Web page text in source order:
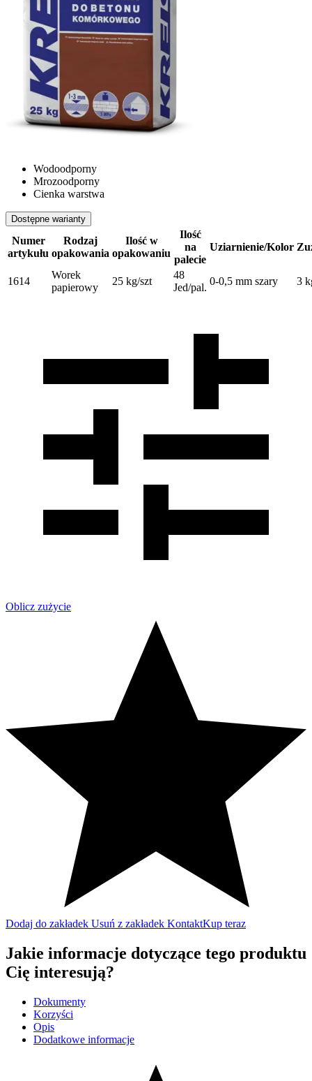
Wodoodporny
Mrozoodporny
Cienka warstwa
Dostępne warianty
Numer
artykułu
Rodzaj
opakowania
Ilość w
opakowaniu
Ilość
na
palecie
Uziarnienie/Kolor
1614
Worek
papierowy
25 kg/szt
48
Jed/pal.
0-0,5 mm szary 3
Oblicz zużycie
Dodaj do zakładek Usuń z zakładek KontaktKup teraz
Jakie informacje dotyczące tego produktu
Cię interesują?
Dokumenty
Korzyści
Opis
Dodatkowe informacje